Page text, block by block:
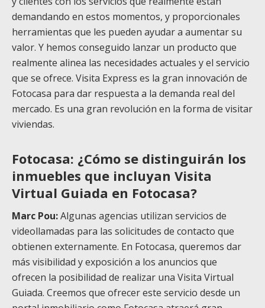
demandando en estos momentos, y proporcionales
herramientas que les pueden ayudar a aumentar su
valor. Y hemos conseguido lanzar un producto que
realmente alinea las necesidades actuales y el servicio
que se ofrece. Visita Express es la gran innovación de
Fotocasa para dar respuesta a la demanda real del
mercado. Es una gran revolución en la forma de visitar
viviendas.
Fotocasa: ¿Cómo se distinguirán los
inmuebles que incluyan Visita
Virtual Guiada en Fotocasa?
Marc Pou:Algunas agencias utilizan servicios de
videollamadas para las solicitudes de contacto que
obtienen externamente. En Fotocasa, queremos dar
más visibilidad y exposición a los anuncios que
ofrecen la posibilidad de realizar una Visita Virtual
Guiada. Creemos que ofrecer este servicio desde un